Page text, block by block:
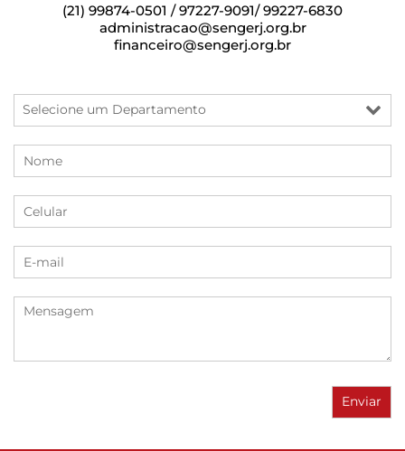
(21) 99874-0501 / 97227-9091/ 99227-6830
administracao@sengerj.org.br
financeiro@sengerj.org.br